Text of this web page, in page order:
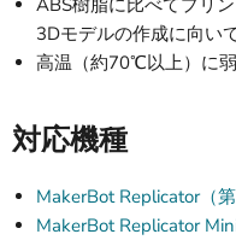
ABS樹脂に比べてプリ
3Dモデルの作成に向い
高温（約70℃以上）に弱
対応機種
MakerBot Replicator（第
MakerBot Replicator